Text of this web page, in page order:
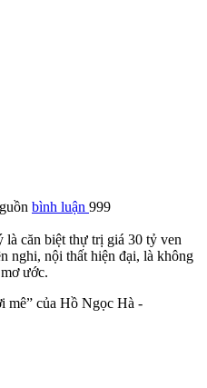
bình luận 999
căn biệt thự trị giá 30 tỷ ven
nghi, nội thất hiện đại, là không
ước.